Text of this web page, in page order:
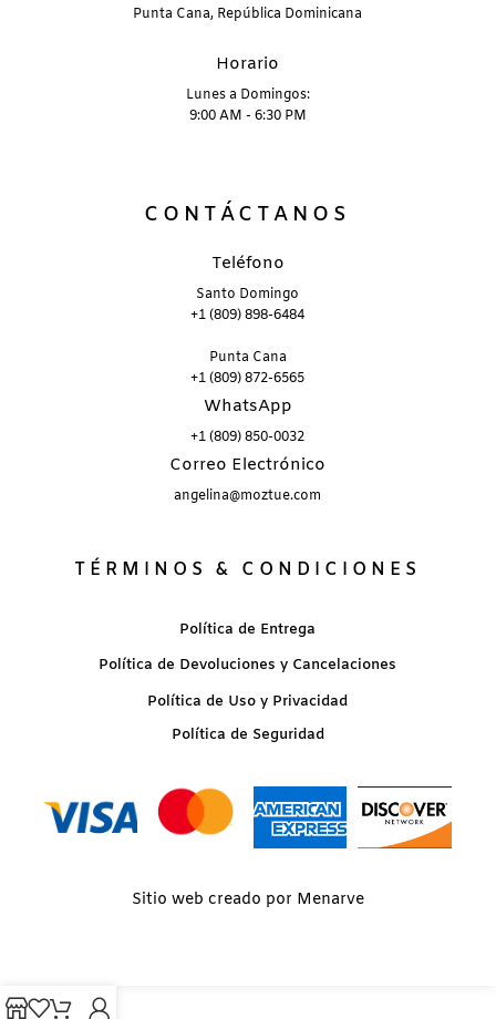
Punta Cana, República Dominicana
Horario
Lunes a Domingos:
9:00 AM - 6:30 PM
CONTÁCTANOS
Teléfono
Santo Domingo
+1 (809) 898-6484
Punta Cana
+1 (809) 872-6565
WhatsApp
+1 (809) 850-0032
Correo Electrónico
angelina@moztue.com
TÉRMINOS & CONDICIONES
Política de Entrega
Política de Devoluciones y Cancelaciones
Política de Uso y Privacidad
Política de Seguridad
Sitio web creado por Menarve